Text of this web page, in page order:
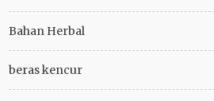
Bahan Herbal
beras kencur